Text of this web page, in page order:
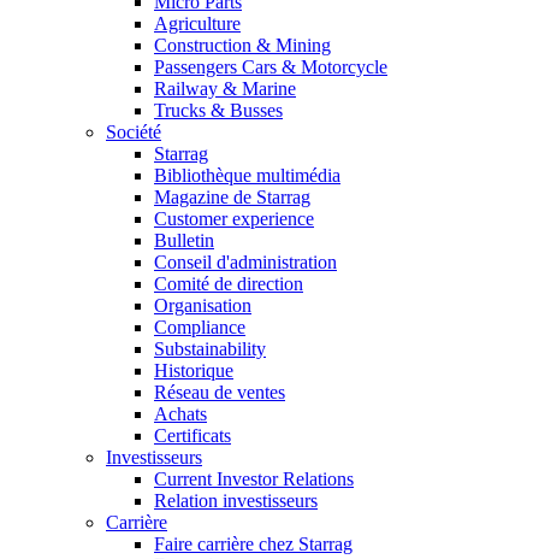
Agriculture
Construction & Mining
Passengers Cars & Motorcycle
Railway & Marine
Trucks & Busses
Société
Starrag
Bibliothèque multimédia
Magazine de Starrag
Customer experience
Bulletin
Conseil d'administration
Comité de direction
Organisation
Compliance
Substainability
Historique
Réseau de ventes
Achats
Certificats
Investisseurs
Current Investor Relations
Relation investisseurs
Carrière
Faire carrière chez Starrag